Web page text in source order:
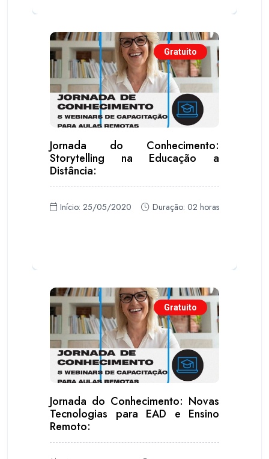
Gratuito
Jornada do Conhecimento:
Storytelling na Educação a
Distância:
Início: 25/05/2020 Duração: 02 horas
Gratuito
Jornada do Conhecimento: Novas
Tecnologias para EAD e Ensino
Remoto: